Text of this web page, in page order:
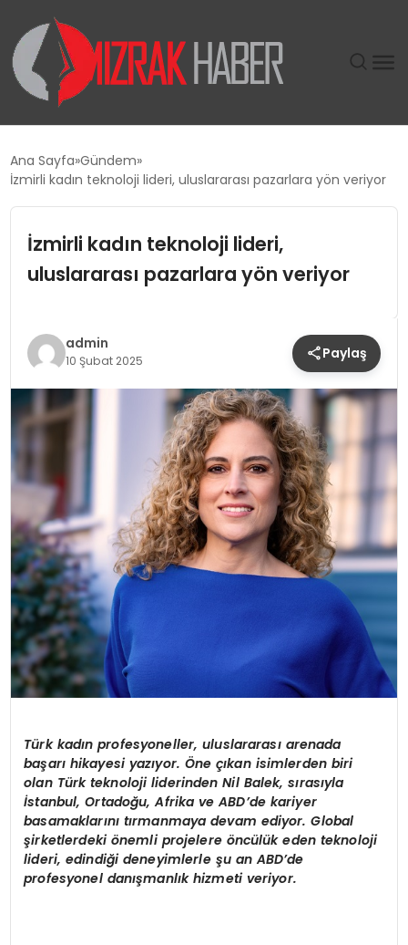
DÜNYA
SPOR
TEKNOLOJI
YAŞAM
Ana Sayfa Gündem
İzmirli kadın teknoloji lideri, uluslararası pazarlara yön veriyor
İzmirli kadın teknoloji lideri,
uluslararası pazarlara yön veriyor
admin
10 Şubat 2025 Paylaş
Türk kadın profesyoneller, uluslararası arenada
başarı hikayesi yazıyor. Öne çıkan isimlerden biri
olan Türk teknoloji liderinden Nil Balek, sırasıyla
İstanbul, Ortadoğu, Afrika ve ABD’de kariyer
basamaklarını tırmanmaya devam ediyor. Global
şirketlerdeki önemli projelere öncülük eden teknoloji
lideri, edindiği deneyimlerle şu an ABD’de
profesyonel danışmanlık hizmeti veriyor.